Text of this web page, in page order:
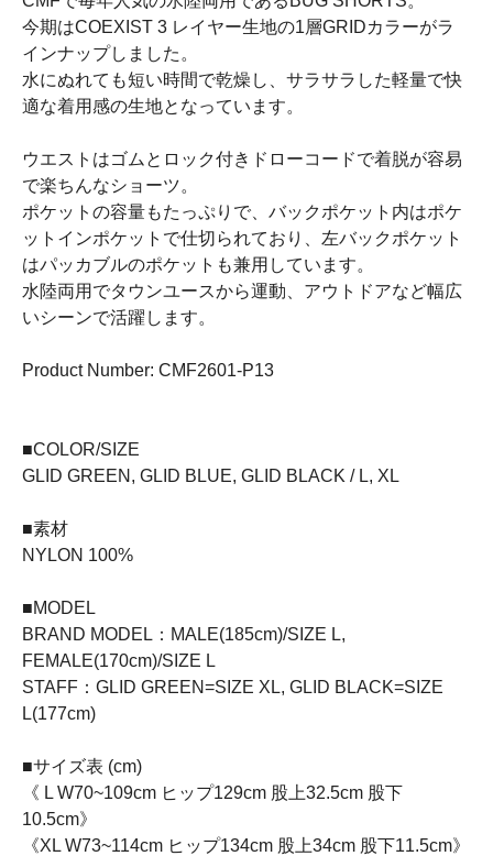
今期はCOEXIST 3 レイヤー生地の1層GRIDカラーがラ
インナップしました。
水にぬれても短い時間で乾燥し、サラサラした軽量で快
適な着用感の生地となっています。
ウエストはゴムとロック付きドローコードで着脱が容易
で楽ちんなショーツ。
ポケットの容量もたっぷりで、バックポケット内はポケ
ットインポケットで仕切られており、左バックポケット
はパッカブルのポケットも兼用しています。
水陸両用でタウンユースから運動、アウトドアなど幅広
いシーンで活躍します。
Product Number: CMF2601-P13
■COLOR/SIZE
GLID GREEN, GLID BLUE, GLID BLACK / L, XL
■素材
NYLON 100%
■MODEL
BRAND MODEL：MALE(185cm)/SIZE L,
FEMALE(170cm)/SIZE L
STAFF：GLID GREEN=SIZE XL, GLID BLACK=SIZE
L(177cm)
■サイズ表 (cm)
《 L W70~109cm ヒップ129cm 股上32.5cm 股下
10.5cm》
《XL W73~114cm ヒップ134cm 股上34cm 股下11.5cm》